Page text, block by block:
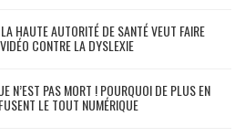
HAUTE AUTORITÉ DE SANTÉ VEUT FAIRE
CONTRE LA DYSLEXIE
N’EST PAS MORT ! POURQUOI DE PLUS EN
LE TOUT NUMÉRIQUE